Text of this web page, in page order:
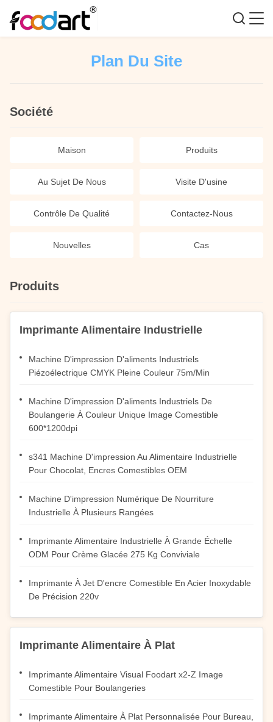
Plan Du Site
Société
Maison Produits
Au Sujet De Nous Visite D'usine
Contrôle De Qualité Contactez-Nous
Nouvelles Cas
Produits
Imprimante Alimentaire Industrielle
Machine D'impression D'aliments Industriels
Piézoélectrique CMYK Pleine Couleur 75m/Min
Machine D'impression D'aliments Industriels De
Boulangerie À Couleur Unique Image Comestible
600*1200dpi
s341 Machine D'impression Au Alimentaire Industrielle
Pour Chocolat, Encres Comestibles OEM
Machine D'impression Numérique De Nourriture
Industrielle À Plusieurs Rangées
Imprimante Alimentaire Industrielle À Grande Échelle
ODM Pour Crème Glacée 275 Kg Conviviale
Imprimante À Jet D'encre Comestible En Acier Inoxydable
De Précision 220v
Imprimante Alimentaire À Plat
Imprimante Alimentaire Visual Foodart x2-Z Image
Comestible Pour Boulangeries
Imprimante Alimentaire À Plat Personnalisée Pour Bureau,